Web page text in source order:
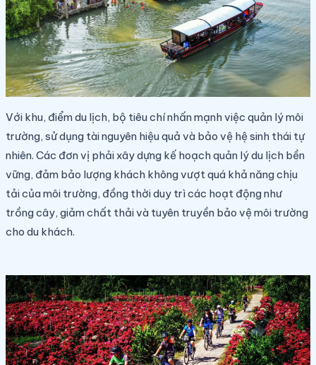
Với khu, điểm du lịch, bộ tiêu chí nhấn mạnh việc quản lý môi
trường, sử dụng tài nguyên hiệu quả và bảo vệ hệ sinh thái tự
nhiên. Các đơn vị phải xây dựng kế hoạch quản lý du lịch bền
vững, đảm bảo lượng khách không vượt quá khả năng chịu
tải của môi trường, đồng thời duy trì các hoạt động như
trồng cây, giảm chất thải và tuyên truyền bảo vệ môi trường
cho du khách.